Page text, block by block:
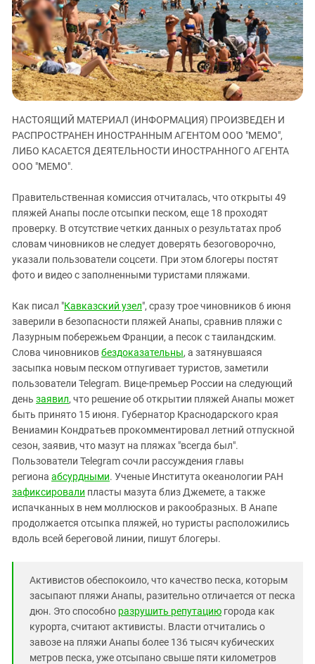
ЗАСТАВЛЯЕТ
КАВКАЗ ЗА ПАЛЕСТИНУ
ИНАКОМЫСЛИЕ В ЧЕЧНЕ
ПРЕСЛЕДОВАНИЕ АКТИВИСТОВ
МОБИЛИЗАЦИЯ И ПРОТЕСТЫ
Дагестан
Ингушетия
Кабардино-Балкария
Калмыкия
Карачаево-Черкесия
Краснодарский край
Российская Федерация
Северная Осетия - Алания
СКФО
Чечня
Южный Кавказ
ЮФО
НАСТОЯЩИЙ МАТЕРИАЛ (ИНФОРМАЦИЯ) ПРОИЗВЕДЕН И
РАСПРОСТРАНЕН ИНОСТРАННЫМ АГЕНТОМ ООО "МЕМО",
ЛИБО КАСАЕТСЯ ДЕЯТЕЛЬНОСТИ ИНОСТРАННОГО АГЕНТА
ООО "МЕМО".
Правительственная комиссия отчиталась, что открыты 49
пляжей Анапы после отсыпки песком, еще 18 проходят
проверку. В отсутствие четких данных о результатах проб
словам чиновников не следует доверять безоговорочно,
указали пользователи соцсети. При этом блогеры постят
фото и видео с заполненными туристами пляжами.
Как писал "Кавказский узел", сразу трое чиновников 6 июня
заверили в безопасности пляжей Анапы, сравнив пляжи с
Лазурным побережьем Франции, а песок с таиландским.
Слова чиновниковбездоказательны, а затянувшаяся
засыпка новым песком отпугивает туристов, заметили
пользователи Telegram. Вице-премьер России на следующий
день заявил, что решение об открытии пляжей Анапы может
быть принято 15 июня. Губернатор Краснодарского края
Вениамин Кондратьев прокомментировал летний отпускной
сезон, заявив, что мазут на пляжах "всегда был".
Пользователи Telegram сочли рассуждения главы
региона абсурдными. Ученые Института океанологии РАН
зафиксировали пласты мазута близ Джемете, а также
испачканных в нем моллюсков и ракообразных. В Анапе
продолжается отсыпка пляжей, но туристы расположились
вдоль всей береговой линии, пишут блогеры.
Активистов обеспокоило, что качество песка, которым
засыпают пляжи Анапы, разительно отличается от песка
дюн. Это способно разрушить репутацию города как
курорта, считают активисты. Власти отчитались о
завозе на пляжи Анапы более 136 тысяч кубических
метров песка, уже отсыпано свыше пяти километров